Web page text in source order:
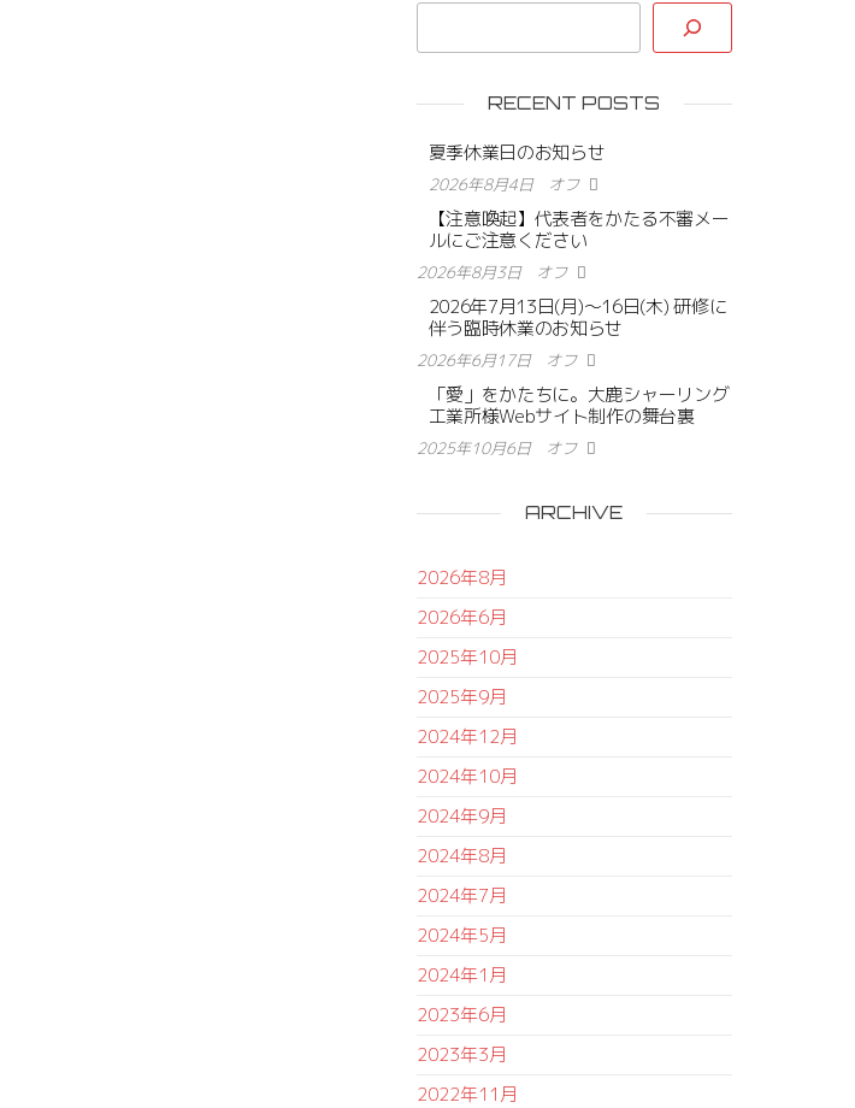
RECENT POSTS
夏季休業日のお知らせ
2026年8月4日 オフ
【注意喚起】代表者をかたる不審メー
ルにご注意ください
2026年8月3日 オフ
2026年7月13日(月)〜16日(木) 研修に
伴う臨時休業のお知らせ
2026年6月17日 オフ
「愛」をかたちに。大鹿シャーリング
工業所様Webサイト制作の舞台裏
2025年10月6日 オフ
ARCHIVE
2026年8月
2026年6月
2025年10月
2025年9月
2024年12月
2024年10月
2024年9月
2024年8月
2024年7月
2024年5月
2024年1月
2023年6月
2023年3月
2022年11月